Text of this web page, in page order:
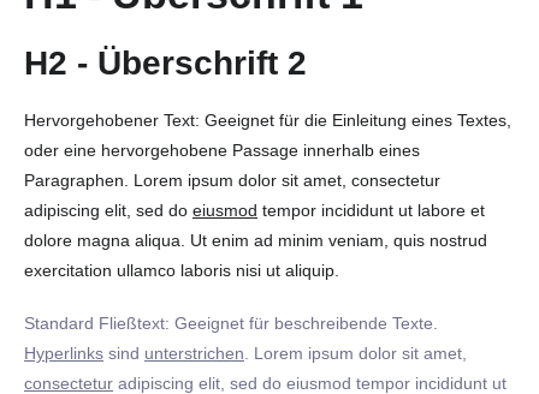
H2 - Überschrift 2
Hervorgehobener Text: Geeignet für die Einleitung eines Textes,
oder eine hervorgehobene Passage innerhalb eines
Paragraphen. Lorem ipsum dolor sit amet, consectetur
adipiscing elit, sed do eiusmod tempor incididunt ut labore et
dolore magna aliqua. Ut enim ad minim veniam, quis nostrud
exercitation ullamco laboris nisi ut aliquip.
Standard Fließtext: Geeignet für beschreibende Texte.
Hyperlinks sind unterstrichen . Lorem ipsum dolor sit amet,
consectetur adipiscing elit, sed do eiusmod tempor incididunt ut